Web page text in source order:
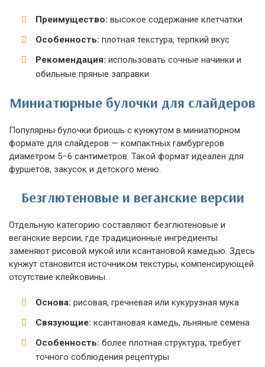
Преимущество: высокое содержание клетчатки
Особенность: плотная текстура, терпкий вкус
Рекомендация: использовать сочные начинки и
обильные пряные заправки
Миниатюрные булочки для слайдеров
Популярны булочки бриошь с кунжутом в миниатюрном
формате для слайдеров — компактных гамбургеров
диаметром 5–6 сантиметров. Такой формат идеален для
фуршетов, закусок и детского меню.
Безглютеновые и веганские версии
Отдельную категорию составляют безглютеновые и
веганские версии, где традиционные ингредиенты
заменяют рисовой мукой или ксантановой камедью. Здесь
кунжут становится источником текстуры, компенсирующей
отсутствие клейковины.
Основа: рисовая, гречневая или кукурузная мука
Связующие: ксантановая камедь, льняные семена
Особенность: более плотная структура, требует
точного соблюдения рецептуры